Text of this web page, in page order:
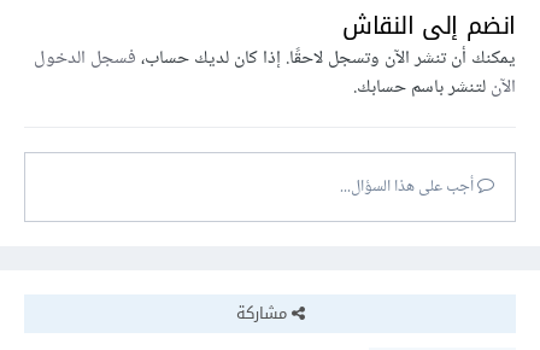
انضم إلى النقاش
يمكنك أن تنشر الآن وتسجل لاحقًا. إذا كان لديك حساب،فسجل الدخول
الآنلتنشر باسم حسابك.
أجب على هذا السؤال...
مشاركة